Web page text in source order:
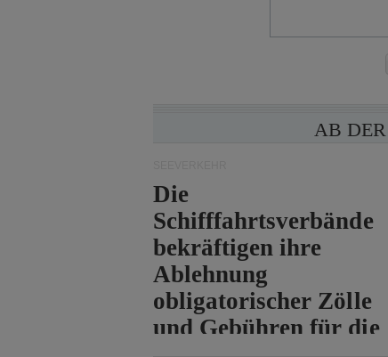
AB
Die
Schifffahrtsverbände
bekräftigen ihre
Ablehnung
obligatorischer Zölle
und Gebühren für die